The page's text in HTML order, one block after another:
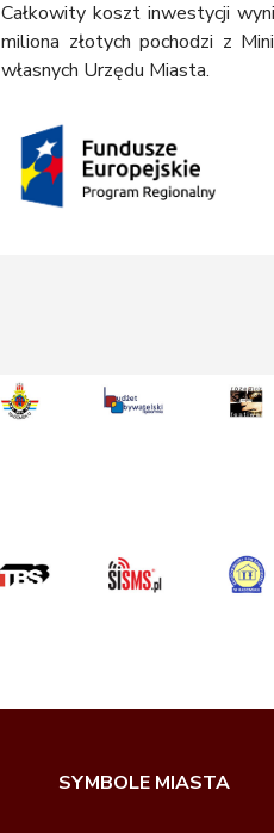
Całkowity koszt inwestycji
miliona złotych pochodzi z
własnych Urzędu Miasta.
SYMBOLE MIASTA